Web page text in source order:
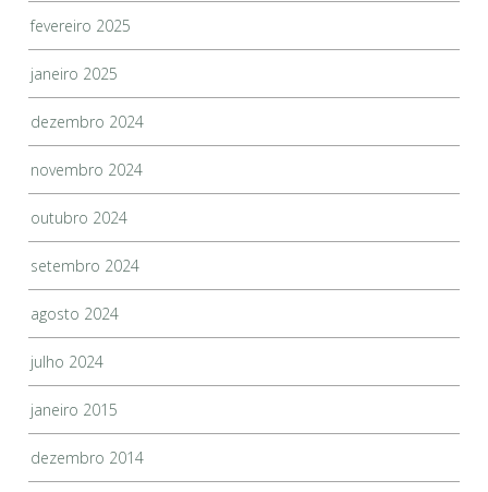
fevereiro 2025
janeiro 2025
dezembro 2024
novembro 2024
outubro 2024
setembro 2024
agosto 2024
julho 2024
janeiro 2015
dezembro 2014